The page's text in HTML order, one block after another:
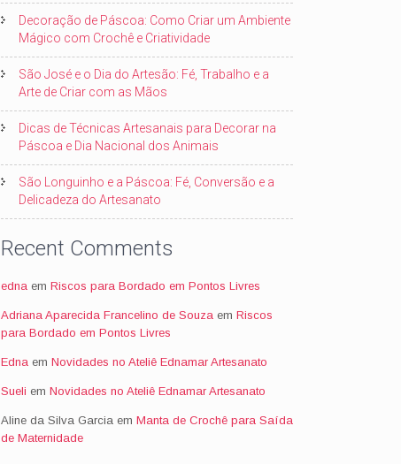
Decoração de Páscoa: Como Criar um Ambiente
Mágico com Crochê e Criatividade
São José e o Dia do Artesão: Fé, Trabalho e a
Arte de Criar com as Mãos
Dicas de Técnicas Artesanais para Decorar na
Páscoa e Dia Nacional dos Animais
São Longuinho e a Páscoa: Fé, Conversão e a
Delicadeza do Artesanato
Recent Comments
edna em Riscos para Bordado em Pontos Livres
Adriana Aparecida Francelino de Souza em Riscos
para Bordado em Pontos Livres
Edna em Novidades no Ateliê Ednamar Artesanato
Sueli em Novidades no Ateliê Ednamar Artesanato
Aline da Silva Garcia em Manta de Crochê para Saída
de Maternidade